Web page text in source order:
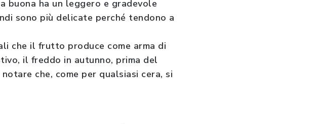
buona ha un leggero e gradevole
sono più delicate perché tendono a
che il frutto produce come arma di
il freddo in autunno, prima del
che, come per qualsiasi cera, si